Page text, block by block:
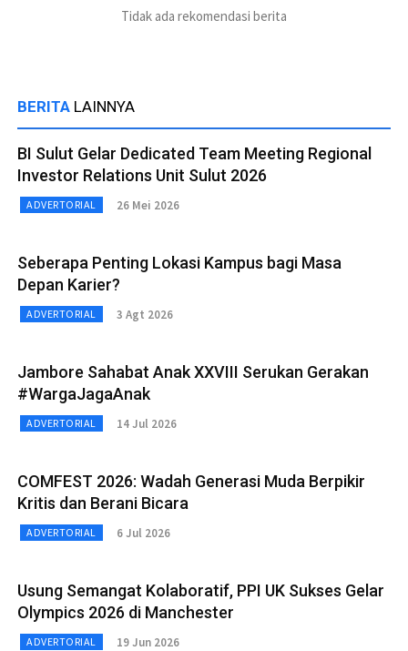
Tidak ada rekomendasi berita
BERITA LAINNYA
BI Sulut Gelar Dedicated Team Meeting Regional
Investor Relations Unit Sulut 2026
ADVERTORIAL 26 Mei 2026
Seberapa Penting Lokasi Kampus bagi Masa
Depan Karier?
ADVERTORIAL 3 Agt 2026
Jambore Sahabat Anak XXVIII Serukan Gerakan
#WargaJagaAnak
ADVERTORIAL 14 Jul 2026
COMFEST 2026: Wadah Generasi Muda Berpikir
Kritis dan Berani Bicara
ADVERTORIAL 6 Jul 2026
Usung Semangat Kolaboratif, PPI UK Sukses Gelar
Olympics 2026 di Manchester
ADVERTORIAL 19 Jun 2026